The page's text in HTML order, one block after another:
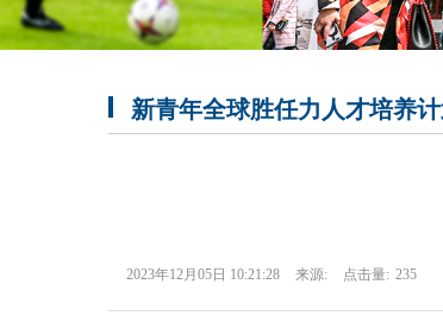
新青年全球胜任力人才培养计
2023年12月05日 10:21:28 来源: 点击量: 235